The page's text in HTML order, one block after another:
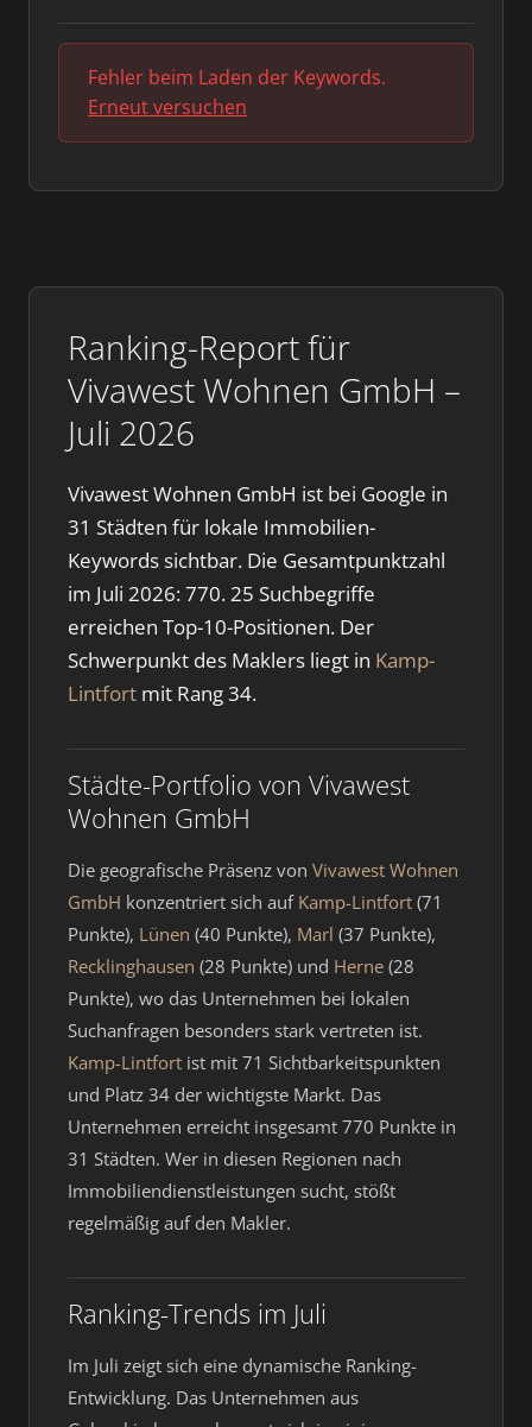
Ranking-Report für
Vivawest Wohnen GmbH –
Juli 2026
Vivawest Wohnen GmbH ist bei Google in
31 Städten für lokale Immobilien-
Keywords sichtbar. Die Gesamtpunktzahl
im Juli 2026: 770. 25 Suchbegriffe
erreichen Top-10-Positionen. Der
Schwerpunkt des Maklers liegt in Kamp-
Lintfort mit Rang 34.
Städte-Portfolio von Vivawest
Wohnen GmbH
Die geografische Präsenz von Vivawest Wohnen
GmbH konzentriert sich auf Kamp-Lintfort (71
Punkte), Lünen (40 Punkte), Marl (37 Punkte),
Recklinghausen (28 Punkte) und Herne (28
Punkte), wo das Unternehmen bei lokalen
Suchanfragen besonders stark vertreten ist.
Kamp-Lintfort ist mit 71 Sichtbarkeitspunkten
und Platz 34 der wichtigste Markt. Das
Unternehmen erreicht insgesamt 770 Punkte in
31 Städten. Wer in diesen Regionen nach
Immobiliendienstleistungen sucht, stößt
regelmäßig auf den Makler.
Ranking-Trends im Juli
Im Juli zeigt sich eine dynamische Ranking-
Entwicklung. Das Unternehmen aus
Fehler beim Laden der Keywords.
Erneut versuchen